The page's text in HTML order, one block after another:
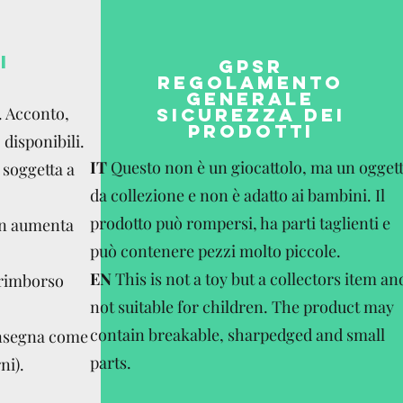
Acconto,
disponibili.
a
aumenta
come
GPSR
REGOLAMENTO
GENERALE
SICUREZZA DEI
PRODOTTI
ITQuesto non è un giocattolo, ma un
da collezione e non è adatto ai bambini. Il
prodotto può rompersi, ha parti taglienti e
può contenere pezzi molto piccole.
ENThis is not a toy but a collectors item
not suitable for children. The product may
contain breakable, sharpedged and small
parts.